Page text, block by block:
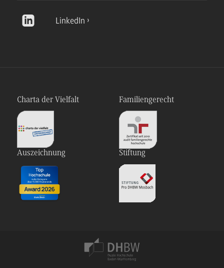
LinkedIn
Charta der Vielfalt Familiengerecht
Auszeichnung Stiftung